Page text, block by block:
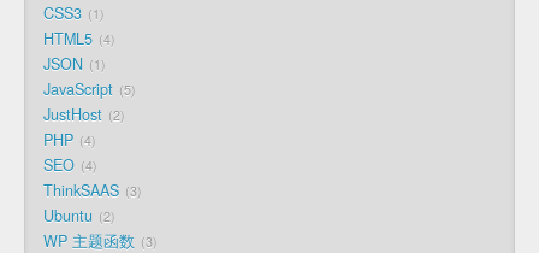
CSS3 1
HTML5 4
JSON 1
JavaScript 5
JustHost 2
PHP 4
SEO 4
ThinkSAAS 3
Ubuntu 2
WP 主题函数 3